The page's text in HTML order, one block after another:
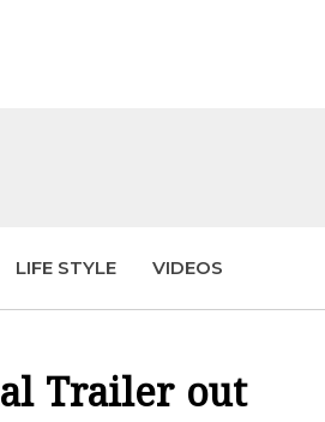
LIFE STYLE VIDEOS
Trailer out